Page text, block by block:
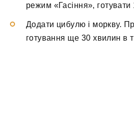
режим «Гасіння», готувати
Додати цибулю і моркву.
готування ще 30 хвилин в